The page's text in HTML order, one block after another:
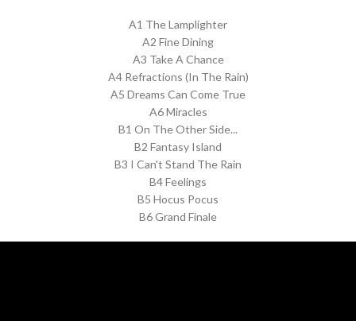
A1 The Lamplighter
A2 Fine Dining
A3 Take A Chance
A4 Refractions (In The Rain)
A5 Dreams Can Come True
A6 Miracles
B1 On The Other Side...
B2 Fantasy Island
B3 I Can't Stand The Rain
B4 Feelings
B5 Hocus Pocus
B6 Grand Finale